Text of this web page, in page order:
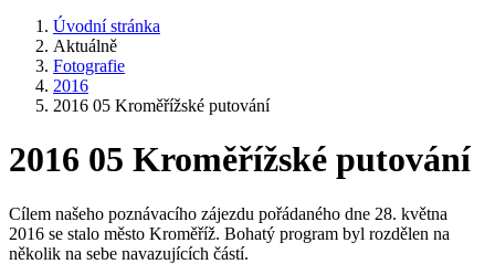
Úvodní stránka
Aktuálně
Fotografie
2016
2016 05 Kroměřížské putování
2016 05 Kroměřížské putování
Cílem našeho poznávacího zájezdu pořádaného dne 28. května
2016 se stalo město Kroměříž. Bohatý program byl rozdělen na
několik na sebe navazujících částí.